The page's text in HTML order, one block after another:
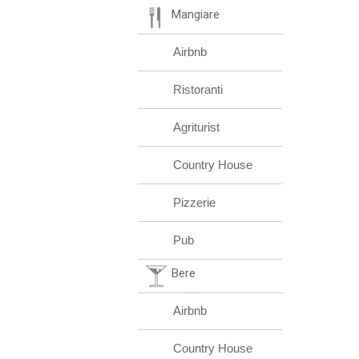
Mangiare
Airbnb
Ristoranti
Agriturist
Country House
Pizzerie
Pub
Bere
Airbnb
Country House